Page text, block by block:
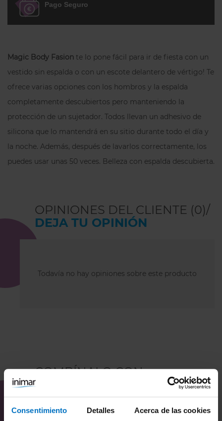
Consentimiento Detalles Acerca de las cookies
Detalle distintivo
Pago Seguro
Magic Body Fasion te lo pone fácil para ir de fiesta con un
vestido sin espalda o con un escote delantero de vértigo! Te
ofrece varias opciones con los hombros y la espalda
completamente descubiertos pero manteniendo la
protección de un sujetador. Todos llevan un adhesivo de
silicona que lo mantendrá en su sitio durante todo el día y
la noche. Además, después de lavarlos correctamente, los
puedes usar unas 50 veces. Belleza con espalda descubierta.
OPINIONES DEL CLIENTE (0)/
DEJA TU OPINIÓN
Todavía no hay opiniones sobre este producto
COMBÍNALO CON